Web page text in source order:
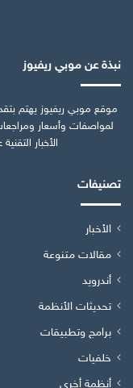
نبذة عن موبي ريفيوز
موقع موبي ريفيوز يهتم
لمواصفات وأسعار
الأخبار
تصنيفات
الأخبار
مقالات متنوعة
أندرويد
تحديثات الأنظمة
برامج وتطبيقات
خلفيات
أنظمة أخرى